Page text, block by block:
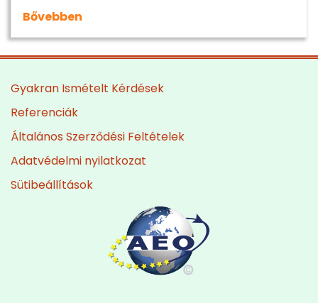
Bővebben
Gyakran Ismételt Kérdések
Referenciák
Általános Szerződési Feltételek
Adatvédelmi nyilatkozat
Sütibeállítások